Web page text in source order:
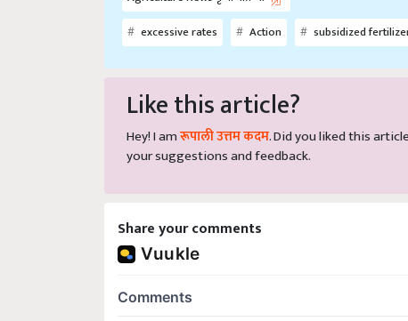
excessive rates
Action subsidized
Like this article?
Hey! I am रूपाली उत्तम कदम . Did you liked this
your suggestions and feedback.
Share your comments